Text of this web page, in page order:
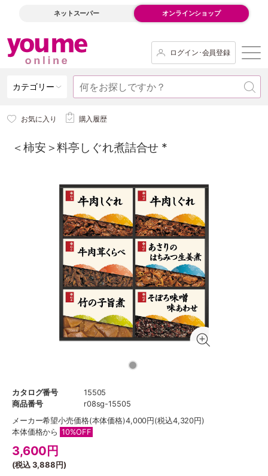
ネットスーパー オンラインショップ
ログイン･会員登録
カテゴリー
お気に入り 購入履歴
＜柿安＞料亭しぐれ煮詰合せ *
カタログ番号
15505
商品番号
r08sg-15505
メーカー希望小売価格(本体価格)4,000円(税込4,320円)
本体価格から 10%OFF
3,600 円
(税込3,888円)